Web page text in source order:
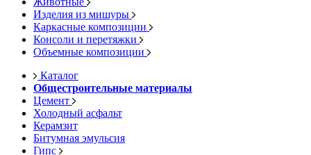
Изделия из мишуры
Каркасные композиции
Консоли и перетяжки
Объемные композиции
Каталог
Общестроительные материалы
Цемент
Холодный асфальт
Керамзит
Битумная эмульсия
Гипс